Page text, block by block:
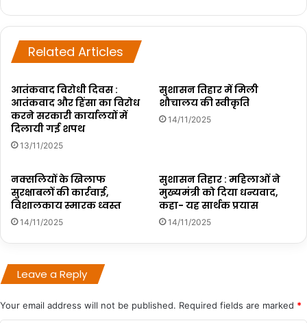
Related Articles
आतंकवाद विरोधी दिवस :
आतंकवाद और हिंसा का विरोध
करने सरकारी कार्यालयों में
दिलायी गई शपथ
13/11/2025
सुशासन तिहार में मिली
शौचालय की स्वीकृति
14/11/2025
नक्सलियों के खिलाफ
सुरक्षाबलों की कार्रवाई,
विशालकाय स्मारक ध्वस्त
14/11/2025
सुशासन तिहार : महिलाओं ने
मुख्यमंत्री को दिया धन्यवाद,
कहा- यह सार्थक प्रयास
14/11/2025
Leave a Reply
Your email address will not be published. Required fields are marked *